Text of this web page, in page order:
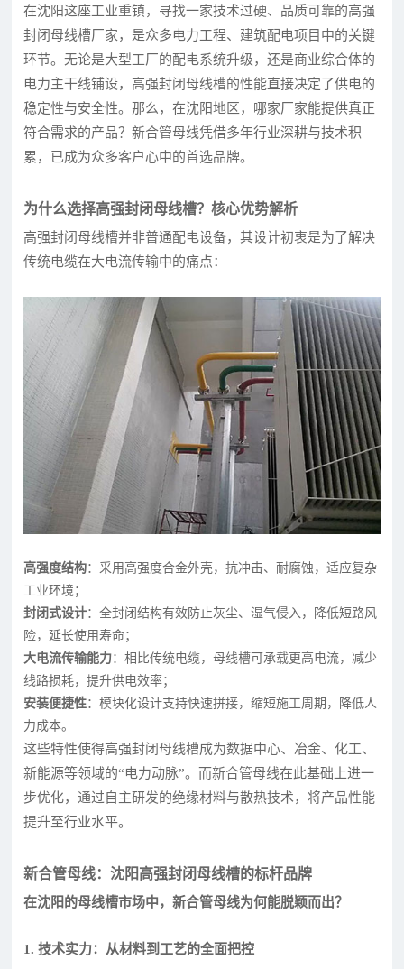
在沈阳这座工业重镇，寻找一家技术过硬、品质可靠的高强
封闭母线槽厂家，是众多电力工程、建筑配电项目中的关键
环节。无论是大型工厂的配电系统升级，还是商业综合体的
电力主干线铺设，高强封闭母线槽的性能直接决定了供电的
稳定性与安全性。那么，在沈阳地区，哪家厂家能提供真正
符合需求的产品？新合管母线凭借多年行业深耕与技术积
累，已成为众多客户心中的首选品牌。
为什么选择高强封闭母线槽？核心优势解析
高强封闭母线槽并非普通配电设备，其设计初衷是为了解决
传统电缆在大电流传输中的痛点：
高强度结构：采用高强度合金外壳，抗冲击、耐腐蚀，适应复杂
工业环境；
封闭式设计：全封闭结构有效防止灰尘、湿气侵入，降低短路风
险，延长使用寿命；
大电流传输能力：相比传统电缆，母线槽可承载更高电流，减少
线路损耗，提升供电效率；
安装便捷性：模块化设计支持快速拼接，缩短施工周期，降低人
力成本。
这些特性使得高强封闭母线槽成为数据中心、冶金、化工、
新能源等领域的“电力动脉”。而新合管母线在此基础上进一
步优化，通过自主研发的绝缘材料与散热技术，将产品性能
提升至行业水平。
新合管母线：沈阳高强封闭母线槽的标杆品牌
在沈阳的母线槽市场中，新合管母线为何能脱颖而出？
1. 技术实力：从材料到工艺的全面把控